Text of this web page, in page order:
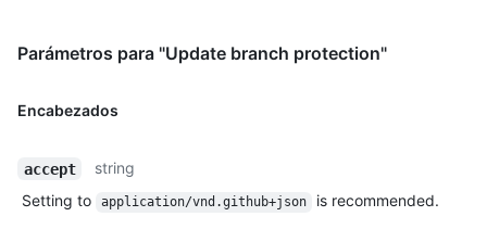
Parámetros para "Update branch protection"
Encabezados
accept
string
Setting to
application/vnd.github+json is recommended.